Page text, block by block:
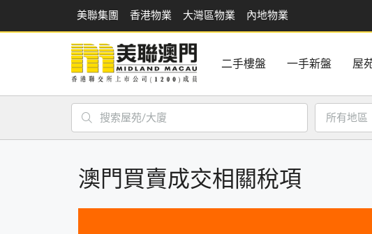
美聯集團 香港物業 大灣區物業 內地物業
二手樓盤 一手新盤 屋
所有地區
澳門買賣成交相關稅項